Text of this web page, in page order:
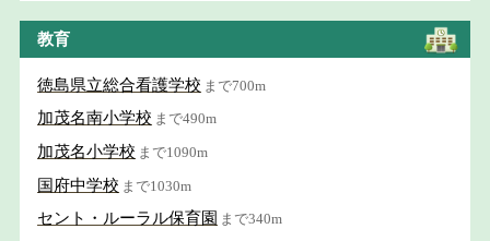
教育
徳島県立総合看護学校 まで700m
加茂名南小学校 まで490m
加茂名小学校 まで1090m
国府中学校 まで1030m
セント・ルーラル保育園 まで340m